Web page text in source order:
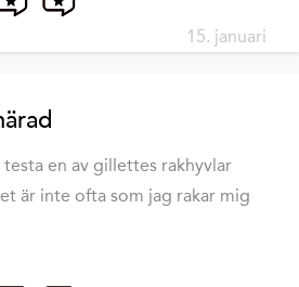
15. januari
en av gillettes rakhyvlar
är inte ofta som jag rakar mig